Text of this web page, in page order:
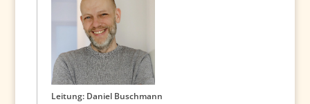
Leitung: Daniel Buschmann